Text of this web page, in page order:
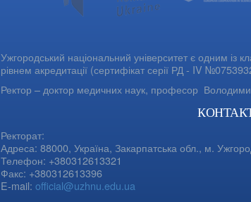
Ужгородський національний університет є одним із
рівнем акредитації (сертифікат серії РД - IV
Ректор – доктор медичних наук, професор
Ректорат:
Адреса: 88000, Україна, Закарпатська обл., м.
Телефон: +380312613321
Факс: +380312613396
E-mail: official@uzhnu.edu.ua